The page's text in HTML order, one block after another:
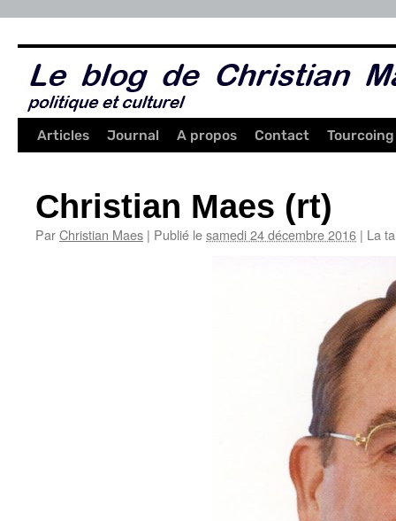
Articles Journal A propos Contact Tourcoing
Christian Maes (rt)
ParChristian Maes | Publié lesamedi 24 décembre 2016 | La